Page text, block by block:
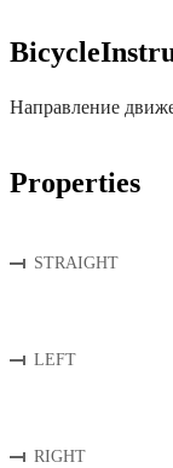
Направление
Properties
STRAIGHT
LEFT
RIGHT